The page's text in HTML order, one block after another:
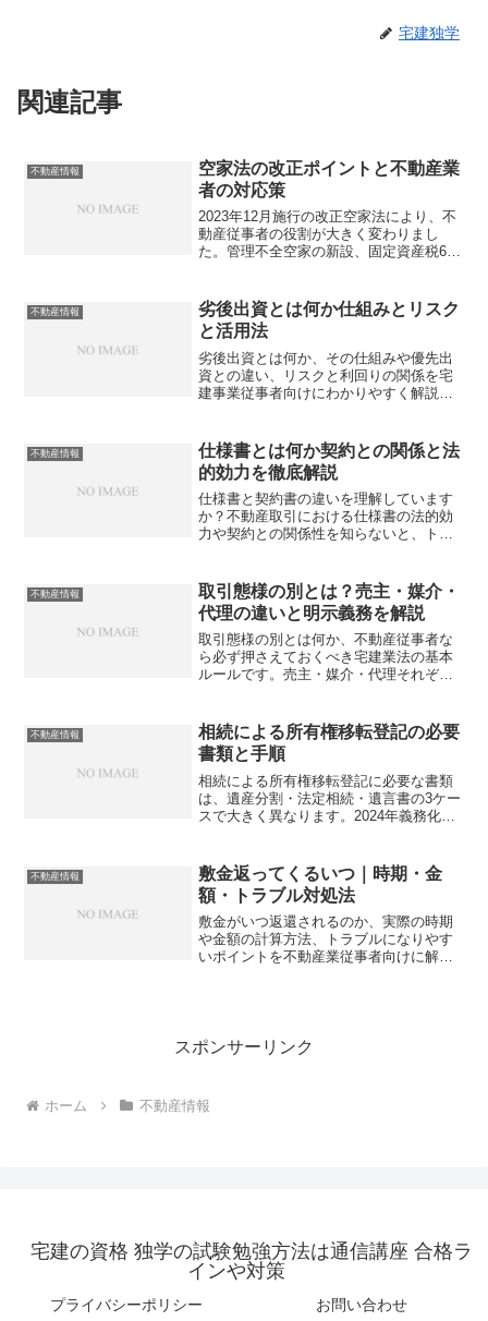
宅建独学
関連記事
不動産情報
空家法の改正ポイントと不動産業
者の対応策
2023年12月施行の改正空家法により、不
動産従事者の役割が大きく変わりまし
た。管理不全空家の新設、固定資産税6倍
く解説します。あなたの顧客対応は万全
ですか？
不動産情報
劣後出資とは何か仕組みとリスク
と活用法
劣後出資とは何か、その仕組みや優先出
資との違い、リスクと利回りの関係を宅
建事業従事者向けにわかりやすく解説し
不動産情報
仕様書とは何か契約との関係と法
的効力を徹底解説
仕様書と契約書の違いを理解しています
か？不動産取引における仕様書の法的効
力や契約との関係性を知らないと、トラ
不動産情報
取引態様の別とは？売主・媒介・
代理の違いと明示義務を解説
取引態様の別とは何か、不動産従事者な
ら必ず押さえておくべき宅建業法の基本
ルールです。売主・媒介・代理それぞれ
不動産情報
相続による所有権移転登記の必要
書類と手順
相続による所有権移転登記に必要な書類
は、遺産分割・法定相続・遺言書の3ケー
スで大きく異なります。2024年義務化で
は？
不動産情報
敷金返ってくるいつ｜時期・金
額・トラブル対処法
敷金がいつ返還されるのか、実際の時期
や金額の計算方法、トラブルになりやす
いポイントを不動産業従事者向けに解説
スポンサーリンク
ホーム 不動産情報
宅建の資格 独学の試験勉強方法は通信講座 合格ラ
インや対策
プライバシーポリシー お問い合わせ